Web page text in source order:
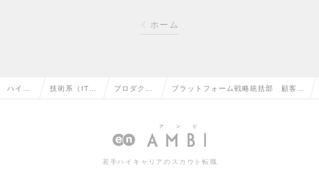
ホーム
ハイク 技術系（IT・ プロダクト
ーの転職
プラットフォーム戦略統括部 顧客戦
grクラス）の求人情報
若手ハイキャリアのスカウト転職